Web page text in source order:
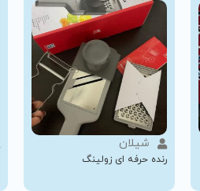
شیلان
رنده حرفه ای زولینگ